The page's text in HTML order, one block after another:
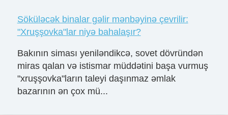
Söküləcək binalar gəlir mənbəyinə çevrilir:
"Xruşşovka"lar niyə bahalaşır?
Bakının siması yeniləndikcə, sovet dövründən
miras qalan və istismar müddətini başa vurmuş
"xruşşovka"ların taleyi daşınmaz əmlak
bazarının ən çox mü...